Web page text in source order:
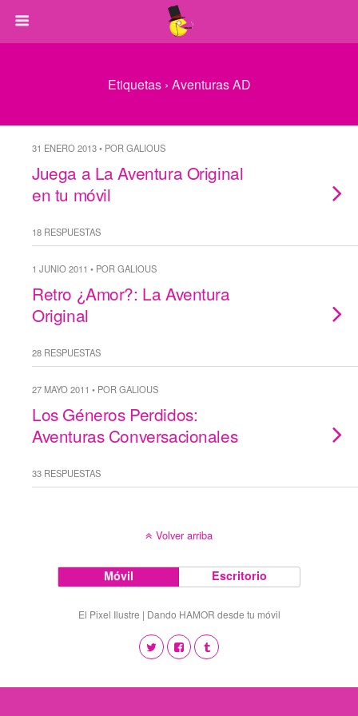
Etiquetas › Aventuras AD
31 ENERO 2013 • POR GALIOUS
Juega a La Aventura Original
en tu móvil
18 RESPUESTAS
1 JUNIO 2011 • POR GALIOUS
Retro ¿Amor?: La Aventura
Original
28 RESPUESTAS
27 MAYO 2011 • POR GALIOUS
Los Géneros Perdidos:
Aventuras Conversacionales
33 RESPUESTAS
Volver arriba
Móvil Escritorio
El Pixel Ilustre | Dando HAMOR desde tu móvil